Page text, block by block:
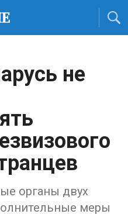
не
органы двух
меры